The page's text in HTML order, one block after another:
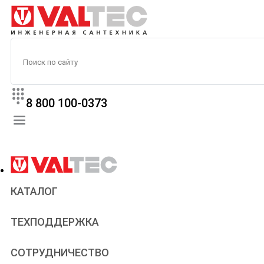
8 800 100-0373
КАТАЛОГ
ТЕХПОДДЕРЖКА
Паспорта и сертификаты
Статьи
СОТРУДНИЧЕСТВО
Сантехникам